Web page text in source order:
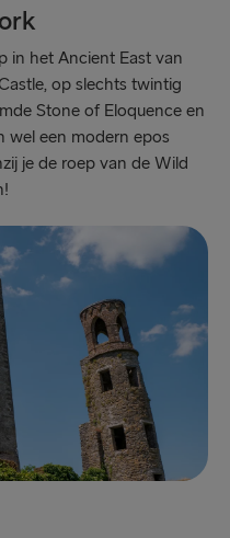
in het Ancient East van
op slechts twintig
Stone of Eloquence en
wel een modern epos
je de roep van de Wild